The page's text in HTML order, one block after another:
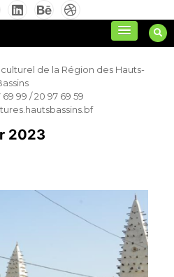
de la Région des Hauts-
69 99 / 20 97 69 59
2023